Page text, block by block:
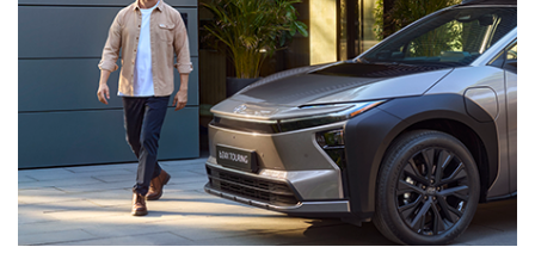
Vanaf € 33.495,- Vanaf € 35.495,-
Corolla Cross
Toyota C-HR
Schade & Garantie
Toyota Pechhulp
Schade & Glasherstel
10 jaar Toyota garantie
10 jaar batterijgarantie
Toyota fabrieksgarantie
Oplaadservice
Thuislaadpakketten
Laadpas
Energie en slim laden
Financial Lease
Operational Lease
Bedrijfswagens
Plan een proefrit
Vraag een brochure aan
Bekijk de verwachte modellen